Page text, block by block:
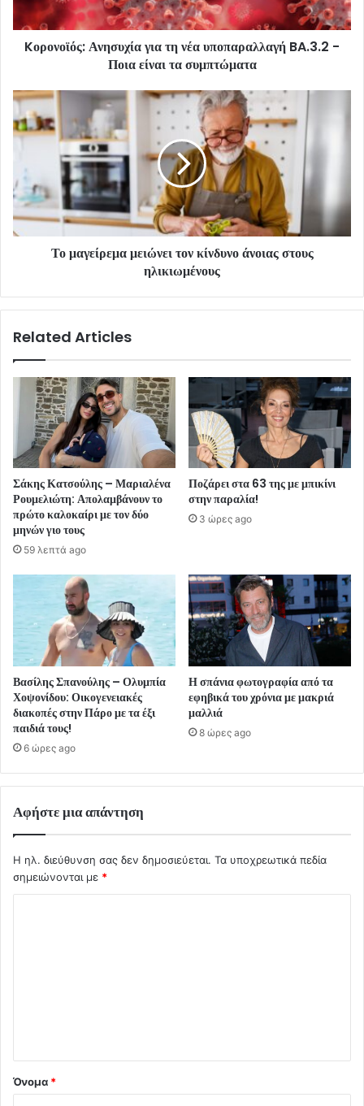
Kορονοϊός: Ανησυχία για τη νέα υποπαραλλαγή BA.3.2 -
Ποια είναι τα συμπτώματα
Το μαγείρεμα μειώνει τον κίνδυνο άνοιας στους
ηλικιωμένους
Related Articles
Σάκης Κατσούλης – Μαριαλένα
Ρουμελιώτη: Απολαμβάνουν το
πρώτο καλοκαίρι με τον δύο
μηνών γιο τους
59 λεπτά ago
Ποζάρει στα 63 της με μπικίνι
στην παραλία!
3 ώρες ago
Βασίλης Σπανούλης – Ολυμπία
Χοψονίδου: Οικογενειακές
διακοπές στην Πάρο με τα έξι
παιδιά τους!
6 ώρες ago
Η σπάνια φωτογραφία από τα
εφηβικά του χρόνια με μακριά
μαλλιά
8 ώρες ago
Αφήστε μια απάντηση
Η ηλ. διεύθυνση σας δεν δημοσιεύεται. Τα υποχρεωτικά πεδία
σημειώνονται με *
Όνομα *